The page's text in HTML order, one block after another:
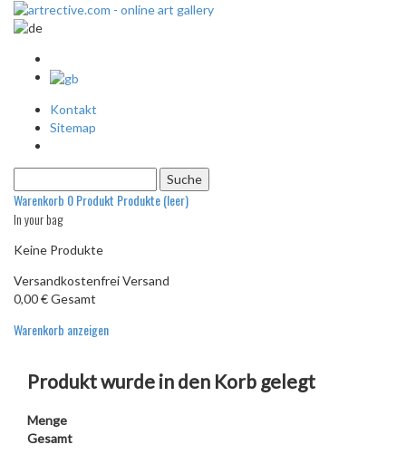
Kontakt
Sitemap
Warenkorb 0Produkt Produkte(leer)
In your bag
Keine Produkte
VersandkostenfreiVersand
0,00 €Gesamt
Warenkorb anzeigen
Produkt wurde in den Korb gelegt
Menge
Gesamt